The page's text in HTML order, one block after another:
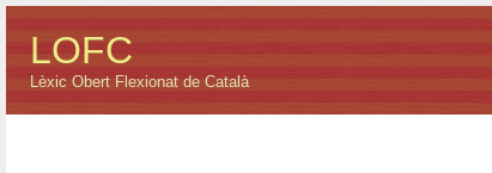
LOFC
Lèxic Obert Flexionat de Català